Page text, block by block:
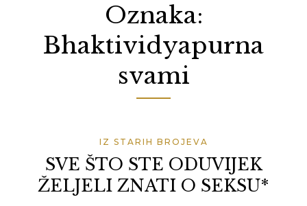
Oznaka:
Bhaktividyapurna
svami
IZ STARIH BROJEVA
SVE ŠTO STE ODUVIJEK
ŽELJELI ZNATI O SEKSU*